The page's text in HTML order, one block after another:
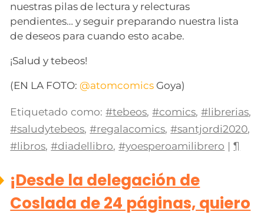
nuestras pilas de lectura y relecturas
pendientes… y seguir preparando nuestra lista
de deseos para cuando esto acabe.
¡Salud y tebeos!
(EN LA FOTO: @atomcomics Goya)
Etiquetado como: #tebeos,#comics,#librerias,
#saludytebeos,#regalacomics,#santjordi2020,
#libros,#diadellibro,#yoesperoamilibrero |¶
¡Desde la delegación de
Coslada de 24 páginas, quiero